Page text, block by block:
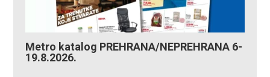
Metro katalog PREHRANA/NEPREHRANA 6-
19.8.2026.